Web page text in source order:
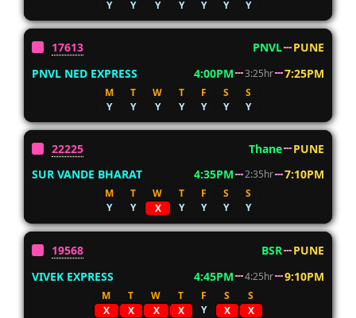
Y
Y Y Y Y Y Y
17613 PNVL
PUNE
PNVL NED EXPRESS
4:00PM 3:25hr 7:25PM
M T W T F S
S
Y
Y Y Y Y Y Y
22225 Thane
PUNE
SUR VANDE BHARAT
4:35PM 2:35hr 7:10PM
M T W T F S
S
Y
Y X Y Y Y Y
19568 BSR
PUNE
VIVEK EXPRESS
4:45PM 4:25hr 9:10PM
M T W T F S
S
X
X X X Y X X